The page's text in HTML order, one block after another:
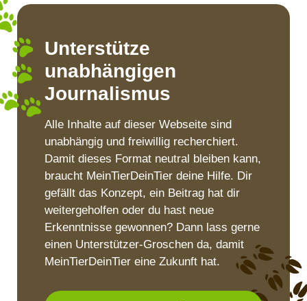
Unterstütze
unabhängigen
Journalismus
Alle Inhalte auf dieser Webseite sind
unabhängig und freiwillig recherchiert.
Damit dieses Format neutral bleiben kann,
braucht MeinTierDeinTier deine Hilfe. Dir
gefällt das Konzept, ein Beitrag hat dir
weitergeholfen oder du hast neue
Erkenntnisse gewonnen? Dann lass gerne
einen Unterstützer-Groschen da, damit
MeinTierDeinTier eine Zukunft hat.